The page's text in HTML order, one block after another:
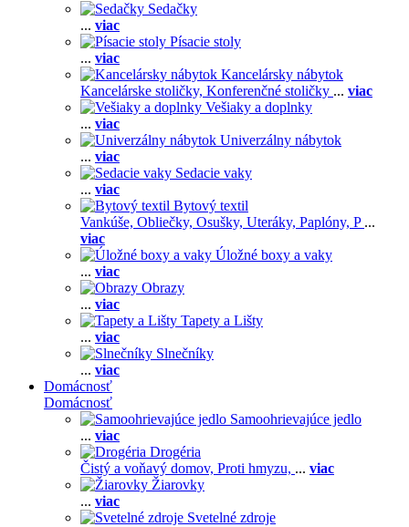
Sedačky
... viac
Písacie stoly
... viac
Kancelársky nábytok
Kancelárske stoličky, Konferenčné stoličky ... viac
Vešiaky a doplnky
... viac
Univerzálny nábytok
... viac
Sedacie vaky
... viac
Bytový textil
Vankúše, Obliečky, Osušky, Uteráky, Paplóny, P ...
viac
Úložné boxy a vaky
... viac
Obrazy
... viac
Tapety a Lišty
... viac
Slnečníky
... viac
Domácnosť
Domácnosť
Samoohrievajúce jedlo
... viac
Drogéria
Čistý a voňavý domov, Proti hmyzu, ... viac
Žiarovky
... viac
Svetelné zdroje